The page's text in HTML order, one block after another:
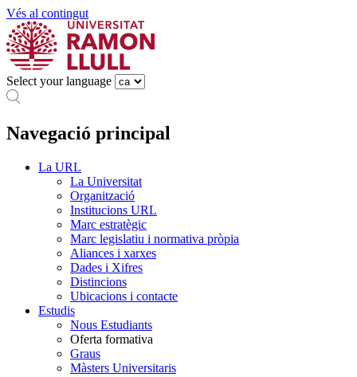
Vés al contingut
Select your language
Navegació principal
La URL
La Universitat
Organització
Institucions URL
Marc estratègic
Marc legislatiu i normativa pròpia
Aliances i xarxes
Dades i Xifres
Distincions
Ubicacions i contacte
Estudis
Nous Estudiants
Oferta formativa
Graus
Màsters Universitaris